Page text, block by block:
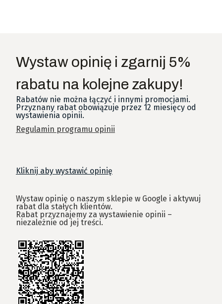
Wystaw opinię i zgarnij 5%
rabatu na kolejne zakupy!
Rabatów nie można łączyć i innymi promocjami.
Przyznany rabat obowiązuje przez 12 miesięcy od
wystawienia opinii.
Regulamin programu opinii
Kliknij aby wystawić opinię
Wystaw opinię o naszym sklepie w Google i aktywuj
rabat dla stałych klientów.
Rabat przyznajemy za wystawienie opinii –
niezależnie od jej treści.